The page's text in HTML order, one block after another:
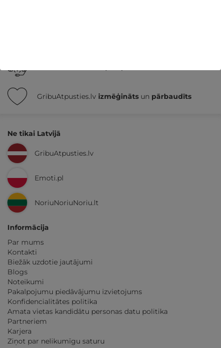
GribuAtpusties.lv izmēģināts un pārbaudīts
Ne tikai Latvijā
GribuAtpusties.lv
Emoti.pl
NoriuNoriuNoriu.lt
Informācija
Par mums
Kontakti
Biežāk uzdotie jautājumi
Blogs
Noteikumi
Pakalpojumu piedāvājumu izvietojums
Konfidencialitātes politika
Amata vietas kandidātu personas datu politika
Partneriem
Karjera
Ziņot par nelikumīgu saturu